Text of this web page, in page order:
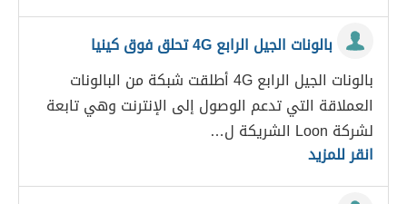
بالونات الجيل الرابع 4G تحلق فوق كينيا
بالونات الجيل الرابع 4G أطلقت شبكة من البالونات
العملاقة التي تدعم الوصول إلى الإنترنت وهي تابعة
لشركة Loon الشريكة ل…
انقر للمزيد